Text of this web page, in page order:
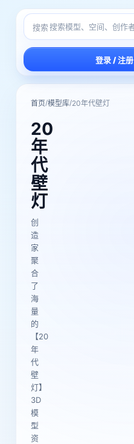
搜索
登录 / 注册
首页/模型库/20年代壁灯
20
年
代
壁
灯
创
造
家
聚
合
了
海
量
的
【20
年
代
壁
灯】
3D
模
型
资